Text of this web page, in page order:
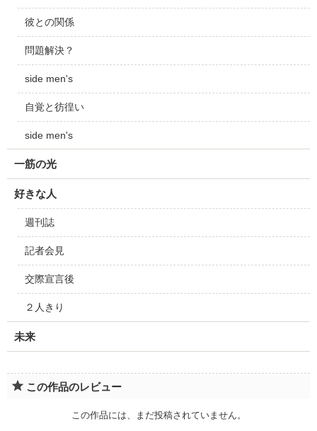
彼との関係
問題解決？
side men's
自覚と彷徨い
side men's
一筋の光
好きな人
週刊誌
記者会見
交際宣言後
２人きり
未来
この作品のレビュー
この作品には、まだ投稿されていません。